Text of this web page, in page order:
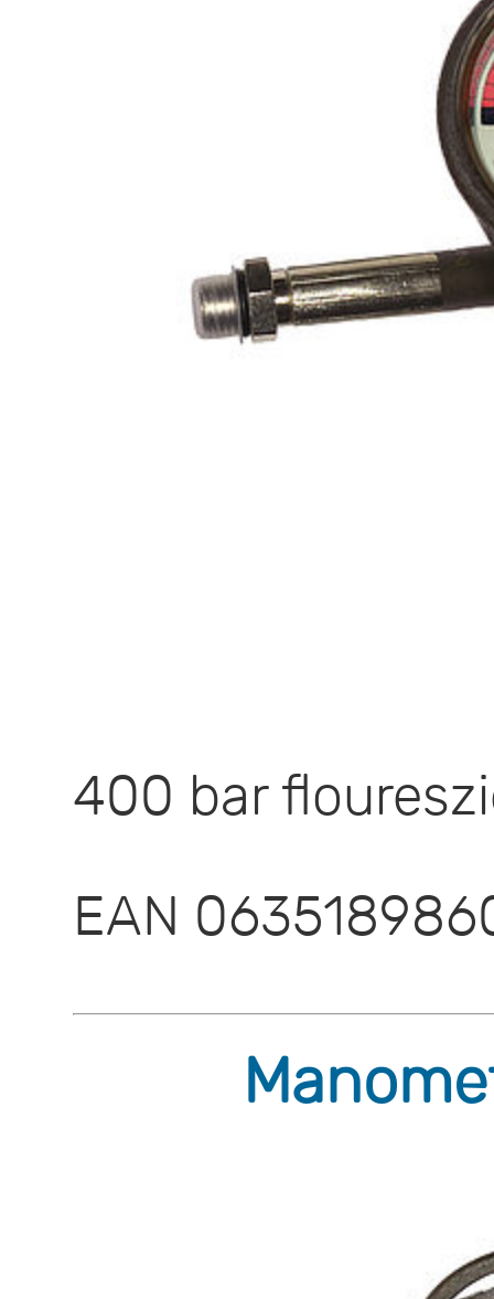
400 bar
EAN